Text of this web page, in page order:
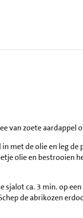
van zoete aardappel
met de olie en leg
olie en bestrooien
ca. 3 min. op
de abrikozen